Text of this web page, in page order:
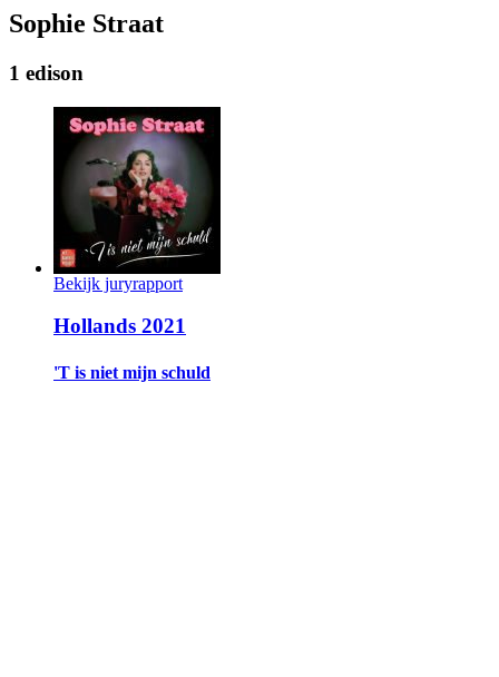
Sophie Straat
1 edison
Bekijk juryrapport
Hollands 2021
'T is niet mijn schuld